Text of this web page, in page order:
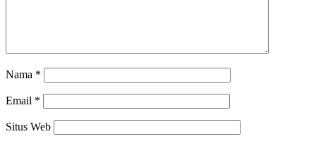
Nama *
Email *
Situs Web